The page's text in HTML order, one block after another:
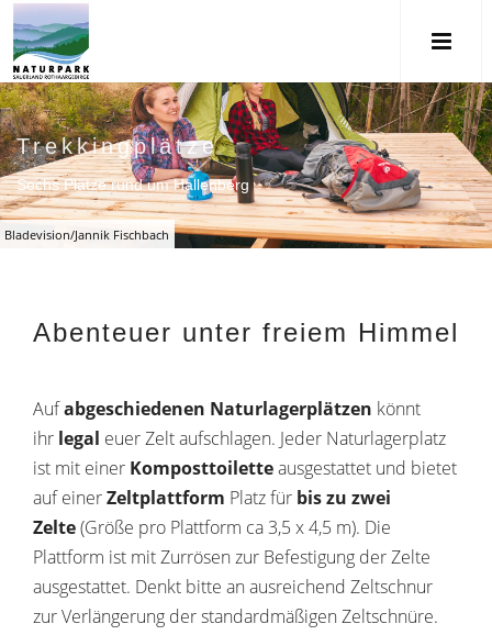
Bladevision/Jannik Fischbach
Trekkingplätze
Sechs Plätze rund um Hallenberg
Abenteuer unter freiem Himmel
Aufabgeschiedenen Naturlagerplätzen könnt
ihr legal euer Zelt aufschlagen. Jeder Naturlagerplatz
ist mit einer Komposttoiletteausgestattet und bietet
auf einerZeltplattform Platz für bis zu zwei
Zelte(Größe pro Plattform ca 3,5 x 4,5 m). Die
Plattform ist mit Zurrösen zur Befestigung der Zelte
ausgestattet. Denkt bitte an ausreichend Zeltschnur
zur Verlängerung der standardmäßigen Zeltschnüre.